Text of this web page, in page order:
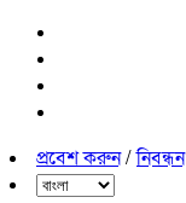
প্রবেশ করুন/নিবন্ধন